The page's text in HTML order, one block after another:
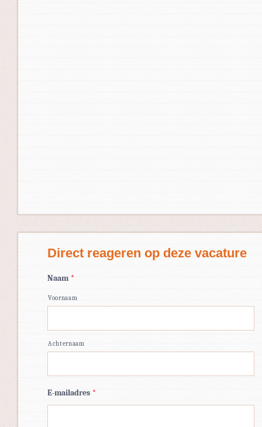
Direct reageren op deze vacature
Naam *
Voornaam
Achternaam
E-mailadres *